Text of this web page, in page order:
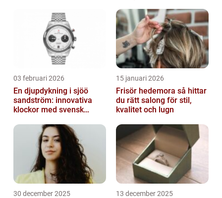
03 februari 2026
En djupdykning i sjöö
sandström: innovativa
klockor med svensk
15 januari 2026
Frisör hedemora så hittar
du rätt salong för stil,
kvalitet och lugn
30 december 2025 13 december 2025